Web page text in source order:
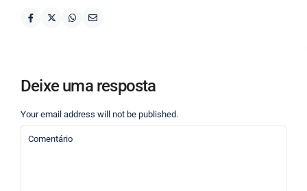
Deixe uma resposta
Your email address will not be published.